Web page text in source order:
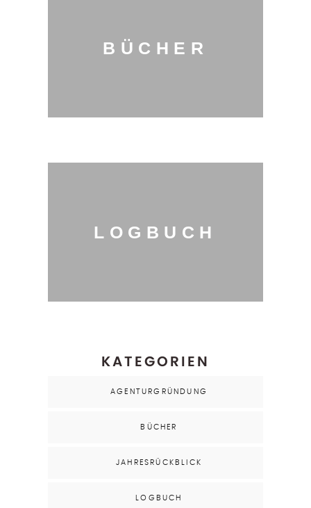
BÜCHER
LOGBUCH
KATEGORIEN
AGENTURGRÜNDUNG
BÜCHER
JAHRESRÜCKBLICK
LOGBUCH